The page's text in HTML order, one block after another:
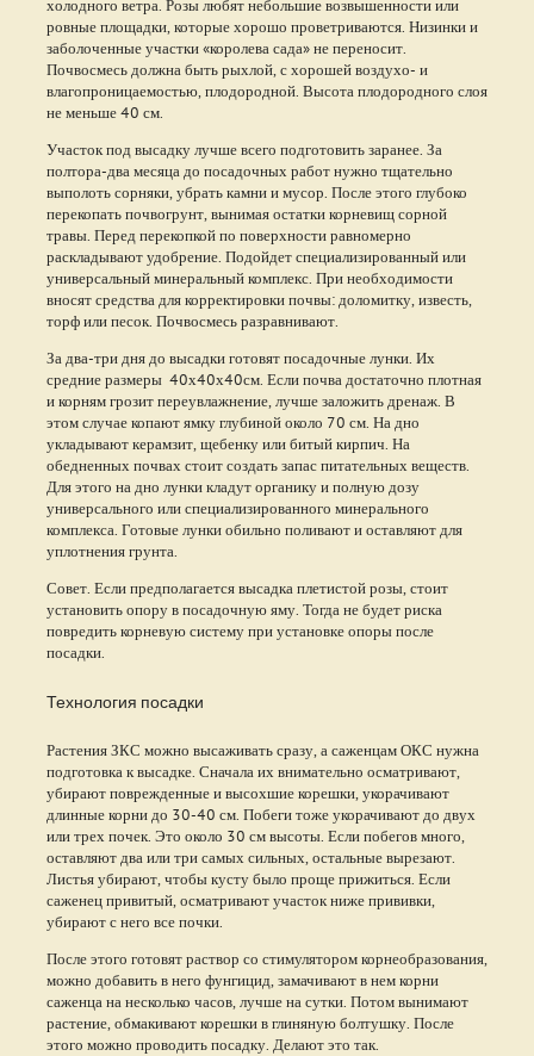
холодного ветра. Розы любят небольшие возвышенности или
ровные площадки, которые хорошо проветриваются. Низинки и
заболоченные участки «королева сада» не переносит.
Почвосмесь должна быть рыхлой, с хорошей воздухо- и
влагопроницаемостью, плодородной. Высота плодородного слоя
не меньше 40 см.
Участок под высадку лучше всего подготовить заранее. За
полтора-два месяца до посадочных работ нужно тщательно
выполоть сорняки, убрать камни и мусор. После этого глубоко
перекопать почвогрунт, вынимая остатки корневищ сорной
травы. Перед перекопкой по поверхности равномерно
раскладывают удобрение. Подойдет специализированный или
универсальный минеральный комплекс. При необходимости
вносят средства для корректировки почвы: доломитку, известь,
торф или песок. Почвосмесь разравнивают.
За два-три дня до высадки готовят посадочные лунки. Их
средние размеры 40х40х40см. Если почва достаточно плотная
и корням грозит переувлажнение, лучше заложить дренаж. В
этом случае копают ямку глубиной около 70 см. На дно
укладывают керамзит, щебенку или битый кирпич. На
обедненных почвах стоит создать запас питательных веществ.
Для этого на дно лунки кладут органику и полную дозу
универсального или специализированного минерального
комплекса. Готовые лунки обильно поливают и оставляют для
уплотнения грунта.
Совет. Если предполагается высадка плетистой розы, стоит
установить опору в посадочную яму. Тогда не будет риска
повредить корневую систему при установке опоры после
посадки.
Технология посадки
Растения ЗКС можно высаживать сразу, а саженцам ОКС нужна
подготовка к высадке. Сначала их внимательно осматривают,
убирают поврежденные и высохшие корешки, укорачивают
длинные корни до 30-40 см. Побеги тоже укорачивают до двух
или трех почек. Это около 30 см высоты. Если побегов много,
оставляют два или три самых сильных, остальные вырезают.
Листья убирают, чтобы кусту было проще прижиться. Если
саженец привитый, осматривают участок ниже прививки,
убирают с него все почки.
После этого готовят раствор со стимулятором корнеобразования,
можно добавить в него фунгицид, замачивают в нем корни
саженца на несколько часов, лучше на сутки. Потом вынимают
растение, обмакивают корешки в глиняную болтушку. После
этого можно проводить посадку. Делают это так.